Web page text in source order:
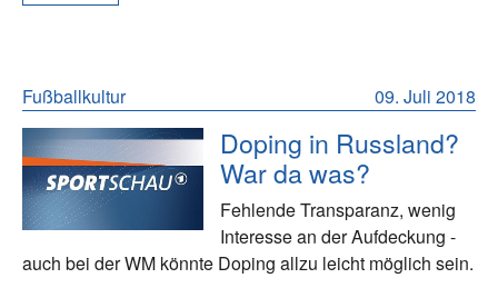
09. Juli 2018
Fußballkultur
Doping in Russland?
War da was?
Fehlende Transparanz, wenig
Interesse an der Aufdeckung -
auch bei der WM könnte Doping allzu leicht möglich sein.